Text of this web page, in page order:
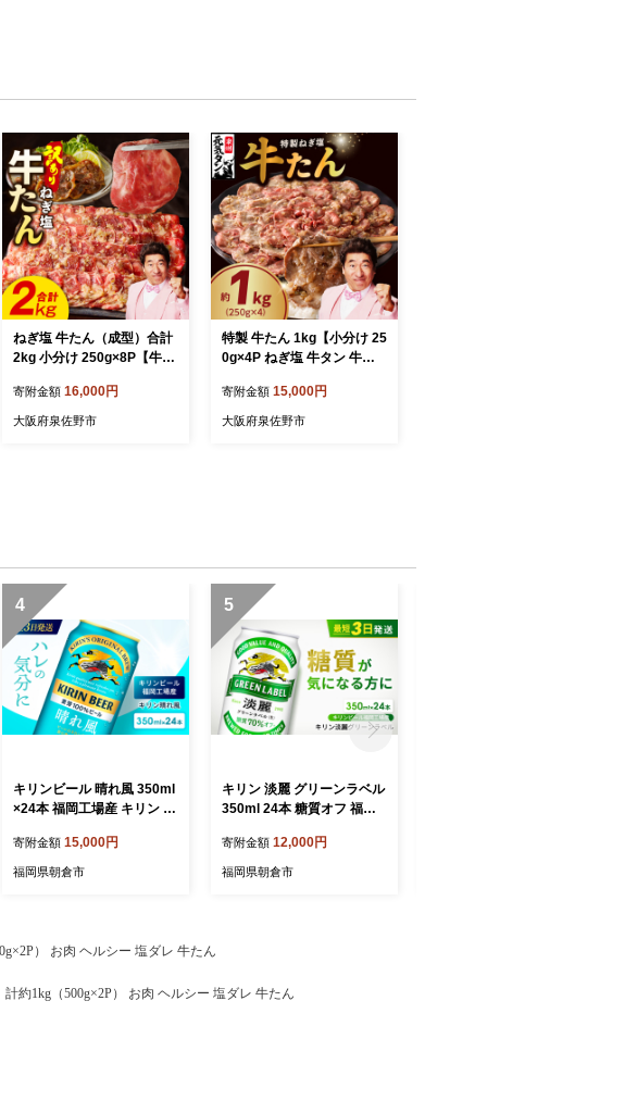
ねぎ塩 牛たん（成型）合計
2kg 小分け 250g×8P【牛タ
り サイズ不揃い】 G4684
寄附金額 16,000円
大阪府泉佐野市
特製 牛たん 1kg【小分け 25
0g×4P ねぎ塩 牛タン 牛肉
ズ不揃い】 G4678
寄附金額 15,000円
大阪府泉佐野市
4
キリンビール 晴れ風 350ml
×24本 福岡工場産 キリン ビ
寄附金額 15,000円
福岡県朝倉市
5
キリン 淡麗 グリーンラベル
350ml 24本 糖質オフ 福岡
ビール 発泡酒 送料無料 ギ
フト 内祝い ケース
寄附金額 12,000円
福岡県朝倉市
） お肉 ヘルシー 塩ダレ 牛たん
約1kg（500g×2P） お肉 ヘルシー 塩ダレ 牛たん